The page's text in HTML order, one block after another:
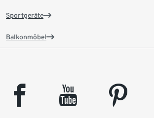
Sportgeräte
Balkonmöbel
facebook youtube pinterest